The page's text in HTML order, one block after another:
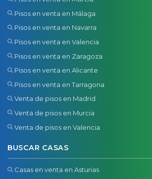
Pisos en venta en Málaga
Pisos en venta en Navarra
Pisos en venta en Valencia
Pisos en venta en Zaragoza
Pisos en venta en Alicante
Pisos en venta en Tarragona
Venta de pisos en Madrid
Venta de pisos en Murcia
Venta de pisos en Valencia
BUSCAR CASAS
Casas en venta en Asturias